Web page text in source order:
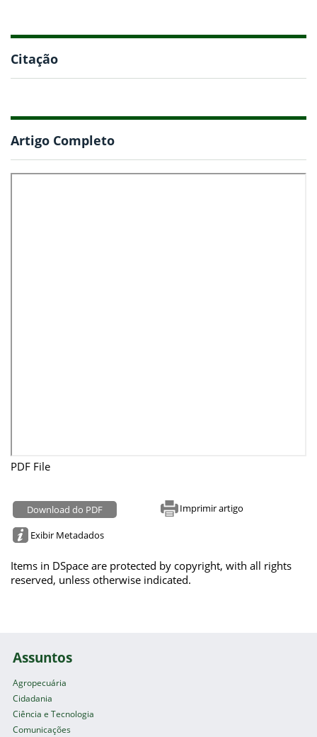
Citação
Artigo Completo
PDF File
Download do PDF Imprimir artigo
Exibir Metadados
Items in DSpace are protected by copyright, with all rights
reserved, unless otherwise indicated.
Assuntos
Agropecuária
Cidadania
Ciência e Tecnologia
Comunicações